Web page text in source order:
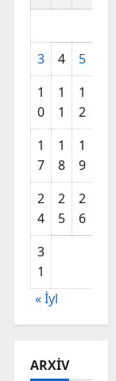
3 4 5
1
0
1
1
1
2
1
7
1
8
1
9
2
4
2
5
2
6
3
1
« İyl
ARXIV